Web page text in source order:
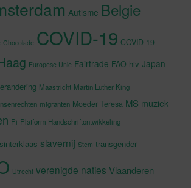
Autisme Belgie
Chocolade COVID-19 COVID-19-
Europese Unie Fairtrade FAO hiv Japan
Maastricht Martin Luther King
migranten Moeder Teresa MS muziek
Pi Platform Handschriftontwikkeling
sinterklaas slavernij Stem transgender
Utrecht verenigde naties Vlaanderen